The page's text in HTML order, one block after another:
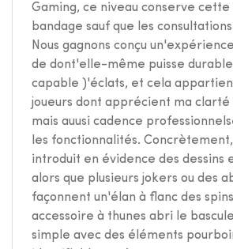
Gaming, ce niveau conserve
bandage sauf que les
Nous gagnons conçu
de dont'elle-même puisse durable
capable )'éclats, et cela
joueurs dont apprécient ma clarté
mais auusi cadence
les fonctionnalités.
introduit en évidence des dessins
alors que plusieurs jokers ou des
façonnent un'élan à flanc des
accessoire à thunes abri le
simple avec des éléments